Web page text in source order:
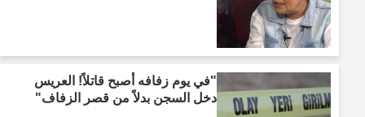
"في يوم زفافه أصبح قاتلاً! العريس
دخل السجن بدلاً من قصر الزفاف"